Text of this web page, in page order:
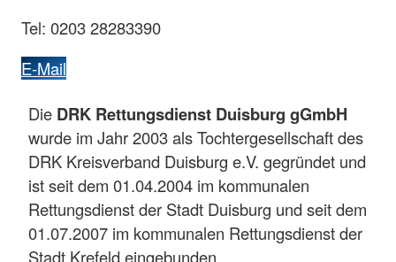
Tel: 0203 28283390
E-Mail
Die DRK Rettungsdienst Duisburg gGmbH
wurde im Jahr 2003 als Tochtergesellschaft des
DRK Kreisverband Duisburg e.V. gegründet und
ist seit dem 01.04.2004 im kommunalen
Rettungsdienst der Stadt Duisburg und seit dem
01.07.2007 im kommunalen Rettungsdienst der
Stadt Krefeld eingebunden.